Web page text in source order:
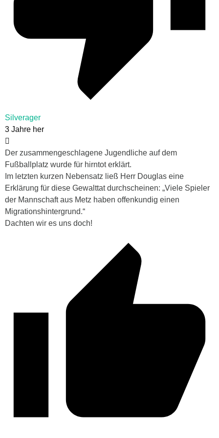
Silverager
3 Jahre her
Der zusammengeschlagene Jugendliche auf dem
Fußballplatz wurde für hirntot erklärt.
Im letzten kurzen Nebensatz ließ Herr Douglas eine
Erklärung für diese Gewalttat durchscheinen: „Viele Spieler
der Mannschaft aus Metz haben offenkundig einen
Migrationshintergrund.“
Dachten wir es uns doch!